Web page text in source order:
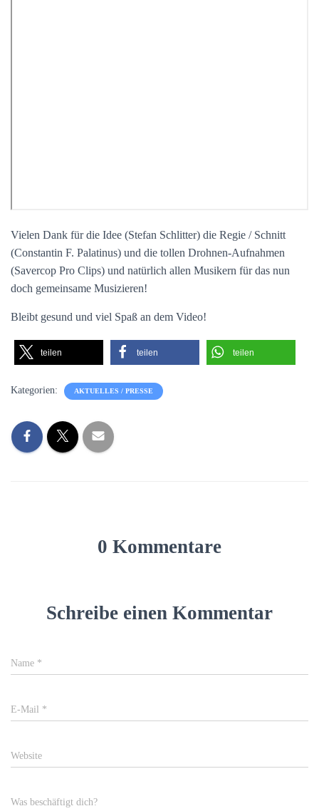
Vielen Dank für die Idee (Stefan Schlitter) die Regie / Schnitt
(Constantin F. Palatinus) und die tollen Drohnen-Aufnahmen
(Savercop Pro Clips) und natürlich allen Musikern für das nun
doch gemeinsame Musizieren!
Bleibt gesund und viel Spaß an dem Video!
teilen teilen teilen
Kategorien: AKTUELLES / PRESSE
0 Kommentare
Schreibe einen Kommentar
Name *
E-Mail *
Website
Was beschäftigt dich?